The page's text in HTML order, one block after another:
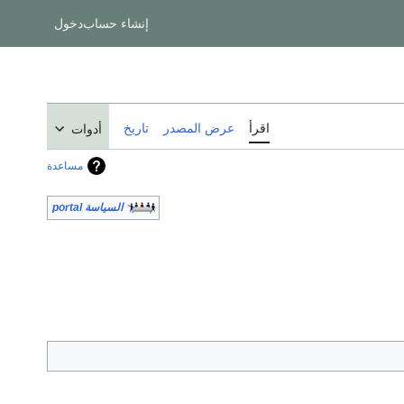
إنشاء حسابدخول
اقرأ عرض المصدر تاريخ أدوات
مساعدة
السياسة portal